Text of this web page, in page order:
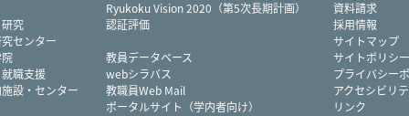
究
センター
職支援
設・センター
Ryukoku Vision 2020（第5次長期計画）
認証評価
教員データベース
webシラバス
教職員Web Mail
ポータルサイト（学内者向け）
資料請求
採用情報
サイトマップ
サイトポリシー
プライバシー
アクセシビリ
リンク